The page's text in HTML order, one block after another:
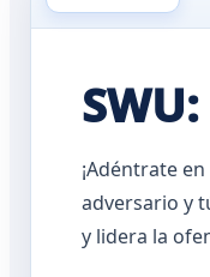
¡Adéntrate
adversario y
y lidera la